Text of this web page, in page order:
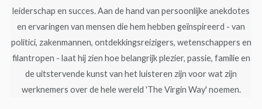
leiderschap en succes. Aan de hand van persoonlijke anekdotes
en ervaringen van mensen die hem hebben geïnspireerd - van
politici, zakenmannen, ontdekkingsreizigers, wetenschappers en
filantropen - laat hij zien hoe belangrijk plezier, passie, familie en
de uitstervende kunst van het luisteren zijn voor wat zijn
werknemers over de hele wereld 'The Virgin Way' noemen.